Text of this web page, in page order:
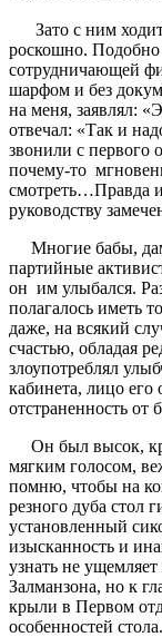
Зато с ним
роскошно.
сотрудничающей
шарфом и без
на меня, заявлял:
отвечал: «Так и
звонили с первого
почему-то
смотреть…Правда
руководству
Многие бабы,
партийные
он им улыбался.
полагалось иметь
даже, на всякий
счастью, обладая
злоупотреблял
кабинета, лицо
отстраненность от
Он был высок,
мягким голосом,
помню, чтобы на
резного дуба стол
установленный
изысканность и
узнать не ущемляет
Залманзона, но к
крыли в Первом
особенностей стола.